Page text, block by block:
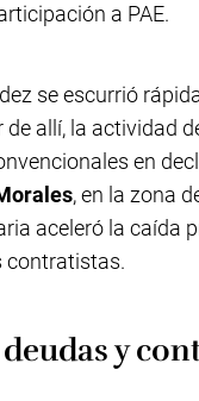
a PAE.
se escurrió
allí, la actividad
en
, en la zona
aceleró la caída
contratistas.
deudas y